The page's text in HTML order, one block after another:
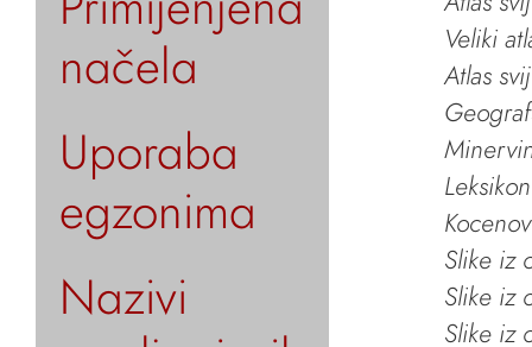
načela
Uporaba
egzonima
Nazivi
Veliki
Atlas
Slike iz
Slike iz
Slike iz